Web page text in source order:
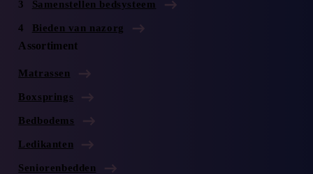
Samenstellen bedsysteem
Bieden van nazorg
Assortiment
Matrassen
Boxsprings
Bedbodems
Ledikanten
Seniorenbedden